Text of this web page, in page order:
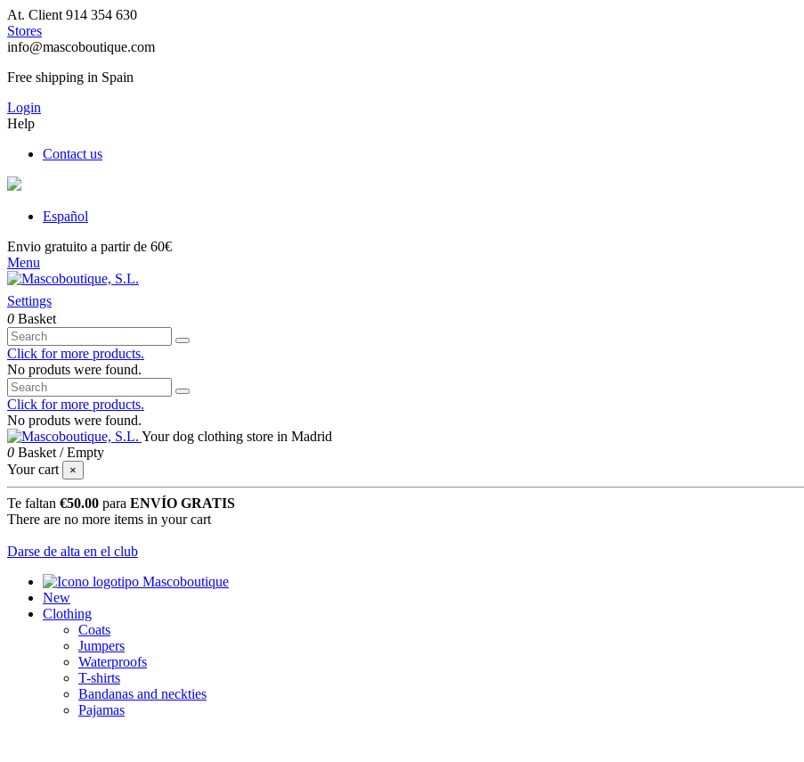
At. Client 914 354 630
Stores
info@mascoboutique.com
Free shipping in Spain
Login
Help
Contact us
Español
Envio gratuito a partir de 60€
Menu
Settings
0 Basket
Click for more products.
No produts were found.
Click for more products.
No produts were found.
Your dog clothing store in Madrid
0 Basket /Empty
Your cart
×
Te faltan €50.00 para ENVÍO GRATIS
There are no more items in your cart
Darse de alta en el club
New
Clothing
Coats
Jumpers
Waterproofs
T-shirts
Bandanas and neckties
Pajamas